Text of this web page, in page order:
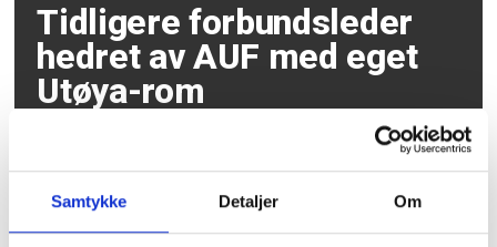
Samtykke Detaljer Om
Tidligere forbundsleder
hedret av AUF med eget
Utøya-rom